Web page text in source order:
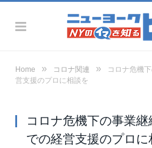
Home » コロナ関連 »
コロナ危機
営支援のプロに相談を
コロナ危機下の事業
での経営支援のプロに